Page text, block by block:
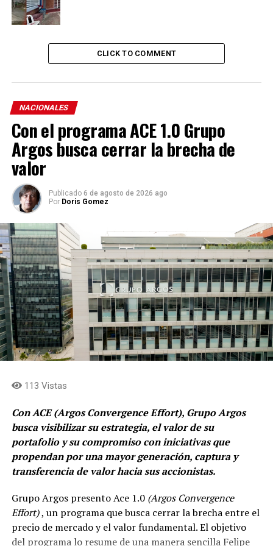
CLICK TO COMMENT
NACIONALES
Con el programa ACE 1.0 Grupo
Argos busca cerrar la brecha de
valor
Publicado 6 de agosto de 2026 ago
Por Doris Gomez
113 Vistas
Con ACE (Argos Convergence Effort), Grupo Argos
busca visibilizar su estrategia, el valor de su
portafolio y su compromiso con iniciativas que
propendan por una mayor generación, captura y
transferencia de valor hacia sus accionistas.
Grupo Argos presento Ace 1.0(Argos Convergence
Effort), un programa que busca cerrar la brecha entre el
precio de mercado y el valor fundamental. El objetivo
del programa lo resume de una manera sencilla Felipe